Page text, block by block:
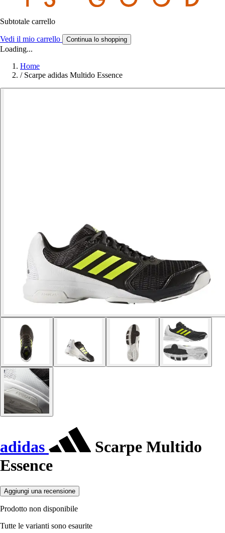
Subtotale carrello
Vedi il mio carrello Continua lo shopping
Loading...
Home
/ Scarpe adidas Multido Essence
adidas
Scarpe Multido
Essence
Aggiungi una recensione
Prodotto non disponibile
Tutte le varianti sono esaurite